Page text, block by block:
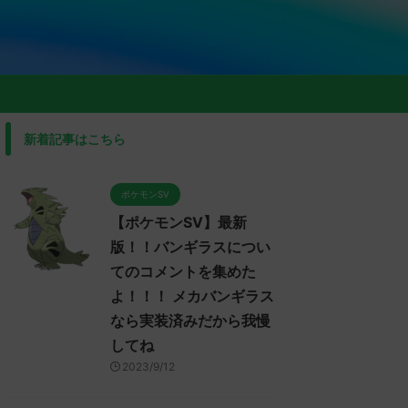
新着記事はこちら
ポケモンSV
【ポケモンSV】最新
版！！バンギラスについ
てのコメントを集めた
よ！！！ メカバンギラス
なら実装済みだから我慢
してね
2023/9/12